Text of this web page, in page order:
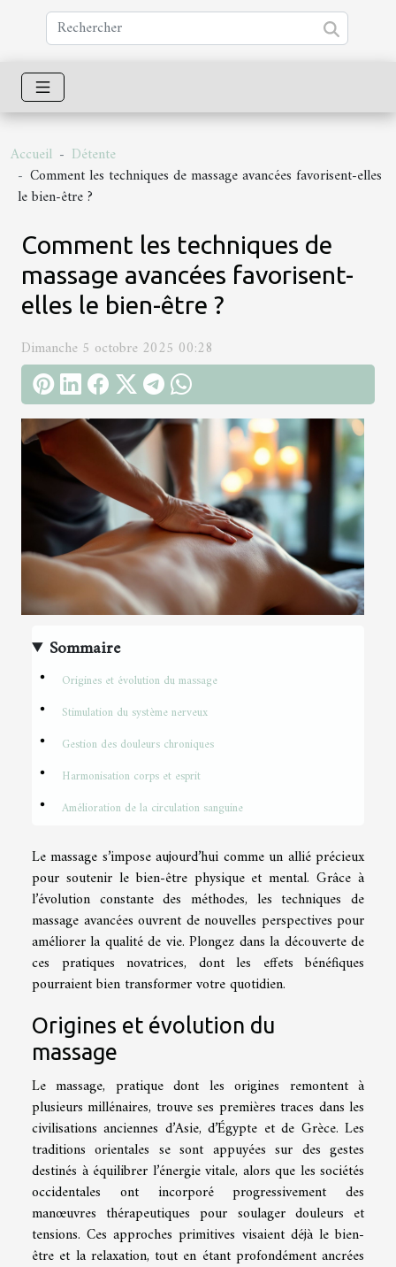
Accueil
Détente
Comment les techniques de massage avancées favorisent-elles
le bien-être ?
Comment les techniques de
massage avancées favorisent-
elles le bien-être ?
Dimanche 5 octobre 2025 00:28
Sommaire
Origines et évolution du massage
Stimulation du système nerveux
Gestion des douleurs chroniques
Harmonisation corps et esprit
Amélioration de la circulation sanguine
Le massage s’impose aujourd’hui comme un allié précieux
pour soutenir le bien-être physique et mental. Grâce à
l’évolution constante des méthodes, les techniques de
massage avancées ouvrent de nouvelles perspectives pour
améliorer la qualité de vie. Plongez dans la découverte de
ces pratiques novatrices, dont les effets bénéfiques
pourraient bien transformer votre quotidien.
Origines et évolution du
massage
Le massage, pratique dont les origines remontent à
plusieurs millénaires, trouve ses premières traces dans les
civilisations anciennes d’Asie, d’Égypte et de Grèce. Les
traditions orientales se sont appuyées sur des gestes
destinés à équilibrer l’énergie vitale, alors que les sociétés
occidentales ont incorporé progressivement des
manœuvres thérapeutiques pour soulager douleurs et
tensions. Ces approches primitives visaient déjà le bien-
être et la relaxation, tout en étant profondément ancrées